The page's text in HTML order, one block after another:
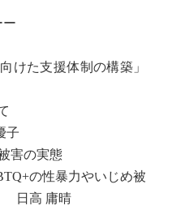
ー
た支援体制の構築」
子
害の実態
の性暴力やいじめ被
日高 庸晴